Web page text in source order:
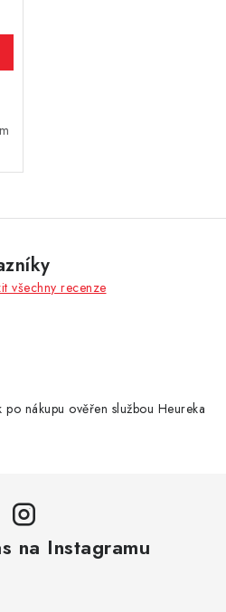
všechny recenze
nákupu ověřen službou Heureka
na Instagramu